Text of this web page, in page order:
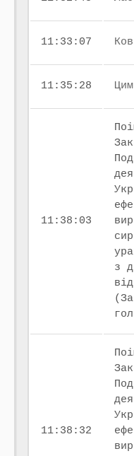
11:33:07
11:35:28
11:38:03
з
11:38:32